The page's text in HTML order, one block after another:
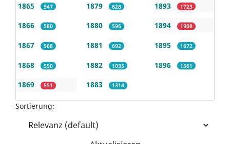
1865 547
1866 580
1867 568
1868 550
1869 551
1879 628
1880 596
1881 692
1882 1035
1883 1314
1893 1723
1894 1908
1895 1672
1896 1561
Sortierung: